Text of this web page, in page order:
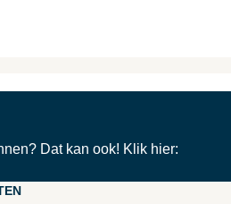
Dat kan ook! Klik hier: